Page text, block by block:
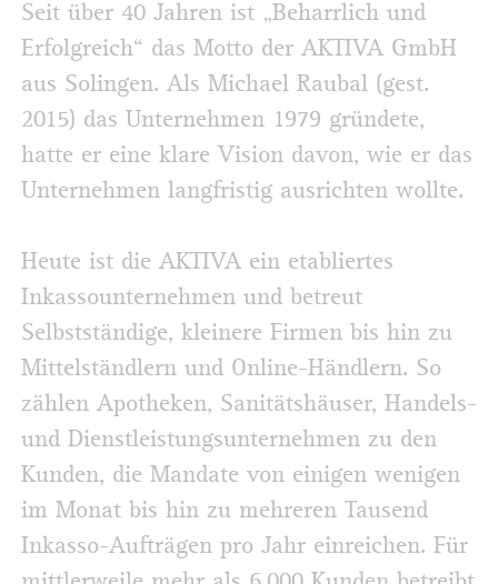
Seit über 40 Jahren ist „Beharrlich und
Erfolgreich“ das Motto der AKTIVA GmbH
aus Solingen. Als Michael Raubal (gest.
2015) das Unternehmen 1979 gründete,
hatte er eine klare Vision davon, wie er das
Unternehmen langfristig ausrichten wollte.
Heute ist die AKTIVA ein etabliertes
Inkassounternehmen und betreut
Selbstständige, kleinere Firmen bis hin zu
Mittelständlern und Online-Händlern. So
zählen Apotheken, Sanitätshäuser, Handels-
und Dienstleistungsunternehmen zu den
Kunden, die Mandate von einigen wenigen
im Monat bis hin zu mehreren Tausend
Inkasso-Aufträgen pro Jahr einreichen. Für